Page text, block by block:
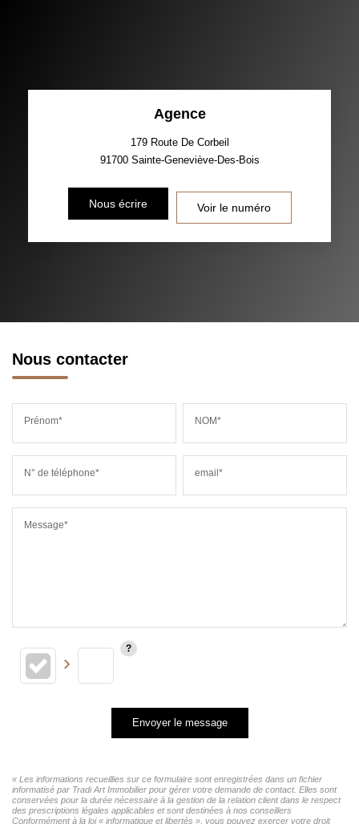
PART DES MÉNAGES SANS
VOITURE
ECOLES ET CRÈCHES
Agence
179 Route De Corbeil
91700 Sainte-Geneviève-Des-Bois
Nous écrire Voir le numéro
Nous contacter
Prénom* NOM*
N° de téléphone* email*
Message*
Envoyer le message
« Les informations recueillies sur ce formulaire sont enregistrées dans un fichier
informatisé par Tradi Art Immobilier pour gérer votre demande de contact. Elles sont
conservées pour la durée nécessaire à la gestion de la relation client dans le respect
des prescriptions légales applicables et sont destinées à nos conseillers
Conformément à la loi « informatique et libertés », vous pouvez exercer votre droit